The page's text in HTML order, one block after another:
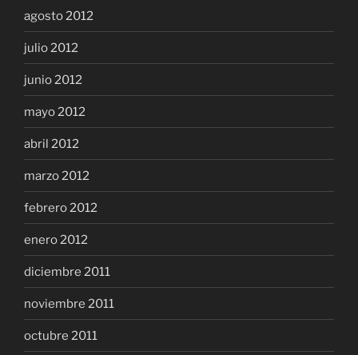
agosto 2012
julio 2012
junio 2012
mayo 2012
abril 2012
marzo 2012
febrero 2012
enero 2012
diciembre 2011
noviembre 2011
octubre 2011